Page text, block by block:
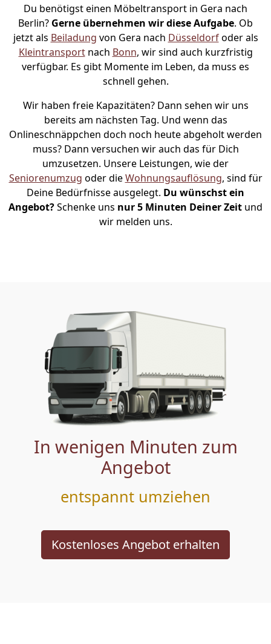
Du benötigst einen Möbeltransport in Gera nach
Berlin? Gerne übernehmen wir diese Aufgabe. Ob
jetzt als Beiladung von Gera nach Düsseldorfoder als
Kleintransportnach Bonn, wir sind auch kurzfristig
verfügbar. Es gibt Momente im Leben, da muss es
schnell gehen.
Wir haben freie Kapazitäten? Dann sehen wir uns
bereits am nächsten Tag. Und wenn das
Onlineschnäppchen doch noch heute abgeholt werden
muss? Dann versuchen wir auch das für Dich
umzusetzen. Unsere Leistungen, wie der
Seniorenumzug oder dieWohnungsauflösung, sind für
Deine Bedürfnisse ausgelegt. Du wünschst ein
Angebot?Schenke uns nur 5 Minuten Deiner Zeit und
wir melden uns.
In wenigen Minuten zum
Angebot
entspannt umziehen
Kostenloses Angebot erhalten